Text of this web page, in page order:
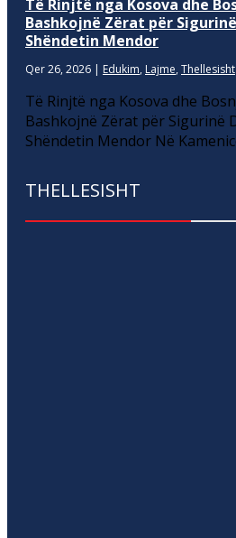
Të Rinjtë nga Kosova dhe
Bashkojnë Zërat për
Shëndetin Mendor
Qer 26, 2026 | Edukim, Lajme, Thellesisht
Të Rinjtë nga Kosova dhe
Bashkojnë Zërat për Sigurinë
Shëndetin Mendor Në
THELLESISHT